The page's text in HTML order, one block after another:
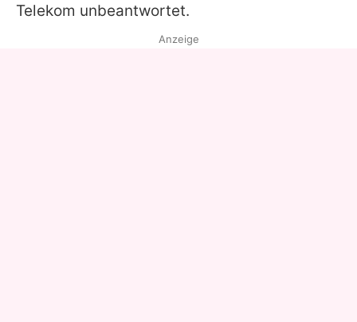
Telekom unbeantwortet.
Anzeige